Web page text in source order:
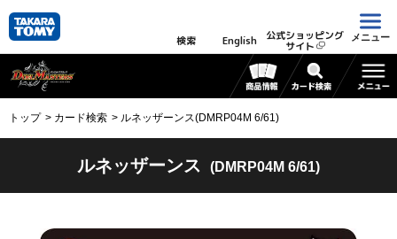
検索 English 公式ショッピング
サイト
メニュー
トップ カード検索 ルネッザーンス(DMRP04M 6/61)
ルネッザーンス (DMRP04M 6/61)